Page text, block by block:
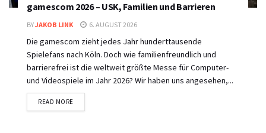
gamescom 2026 – USK, Familien und Barrieren
BYJAKOB LINK 6. AUGUST 2026
Die gamescom zieht jedes Jahr hunderttausende
Spielefans nach Köln. Doch wie familienfreundlich und
barrierefrei ist die weltweit größte Messe für Computer-
und Videospiele im Jahr 2026? Wir haben uns angesehen,...
READ MOREDETAILS